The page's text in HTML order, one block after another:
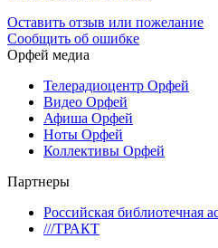
Оставить отзыв или пожелание
Сообщить об ошибке
Орфей медиа
Телерадиоцентр Орфей
Видео Орфей
Афиша Орфей
Ноты Орфей
Коллективы Орфей
Партнеры
Российская библиотечная
///ТРАКТ